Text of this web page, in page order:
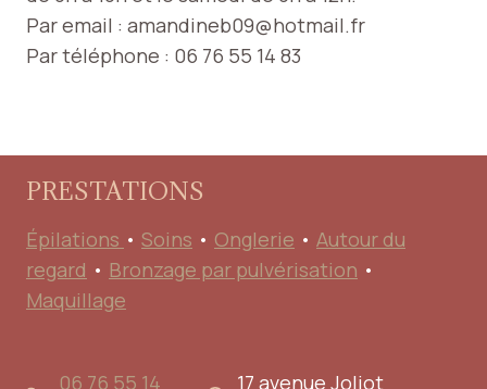
Par email : amandineb09@hotmail.fr
Par téléphone : 06 76 55 14 83
PRESTATIONS
Épilations • Soins • Onglerie • Autour du
regard • Bronzage par pulvérisation •
Maquillage
06 76 55 14 17 avenue Joliot